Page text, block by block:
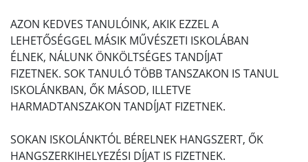
AZON KEDVES TANULÓINK, AKIK EZZEL A
LEHETŐSÉGGEL MÁSIK MŰVÉSZETI ISKOLÁBAN
ÉLNEK, NÁLUNK ÖNKÖLTSÉGES TANDÍJAT
FIZETNEK. SOK TANULÓ TÖBB TANSZAKON IS TANUL
ISKOLÁNKBAN, ŐK MÁSOD, ILLETVE
HARMADTANSZAKON TANDÍJAT FIZETNEK.
SOKAN ISKOLÁNKTÓL BÉRELNEK HANGSZERT, ŐK
HANGSZERKIHELYEZÉSI DÍJAT IS FIZETNEK.